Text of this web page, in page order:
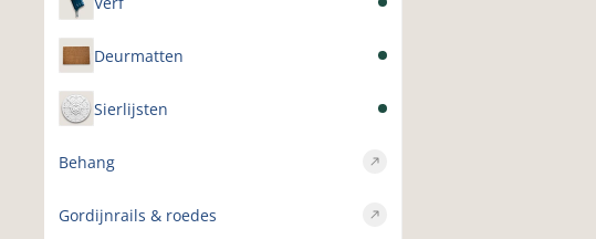
Deurmatten
Sierlijsten
Behang
Gordijnrails & roedes